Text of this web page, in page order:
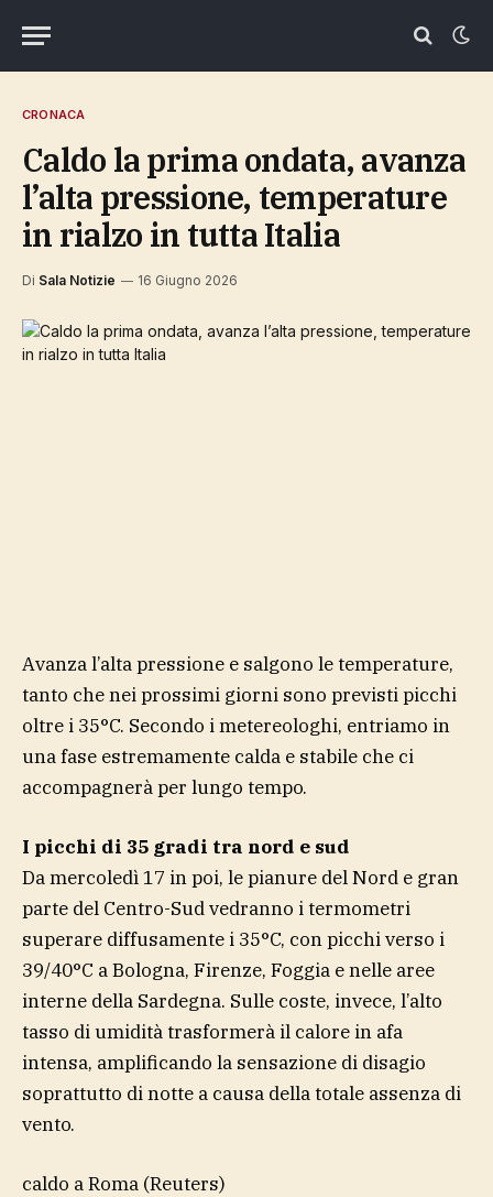
CRONACA
Caldo la prima ondata, avanza
l’alta pressione, temperature
in rialzo in tutta Italia
Di Sala Notizie 16 Giugno 2026
Avanza l’alta pressione e salgono le temperature,
tanto che nei prossimi giorni sono previsti picchi
oltre i 35°C. Secondo i metereologhi, entriamo in
una fase estremamente calda e stabile che ci
accompagnerà per lungo tempo.
I picchi di 35 gradi tra nord e sud
Da mercoledì 17 in poi, le pianure del Nord e gran
parte del Centro-Sud vedranno i termometri
superare diffusamente i 35°C, con picchi verso i
39/40°C a Bologna, Firenze, Foggia e nelle aree
interne della Sardegna. Sulle coste, invece, l’alto
tasso di umidità trasformerà il calore in afa
intensa, amplificando la sensazione di disagio
soprattutto di notte a causa della totale assenza di
vento.
caldo a Roma (Reuters)